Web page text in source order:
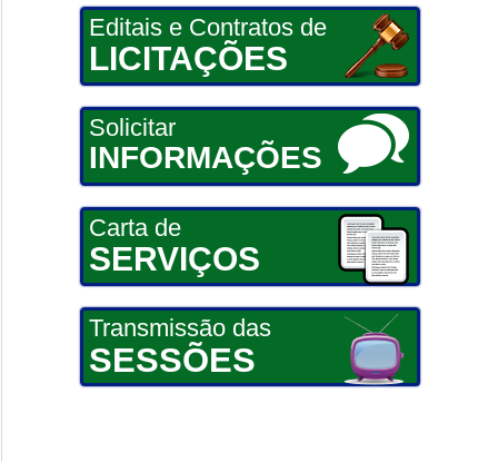
Editais e Contratos de
LICITAÇÕES
Solicitar
INFORMAÇÕES
Carta de
SERVIÇOS
Transmissão das
SESSÕES